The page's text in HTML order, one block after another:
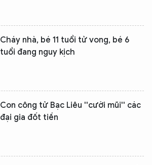
Cháy nhà, bé 11 tuổi tử vong, bé 6
tuổi đang nguy kịch
Con công tử Bạc Liêu ''cười mũi'' các
đại gia đốt tiền